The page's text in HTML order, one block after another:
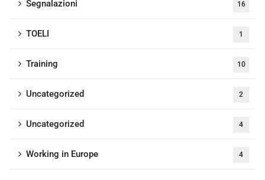
Segnalazioni 16
TOELI 1
Training 10
Uncategorized 2
Uncategorized 4
Working in Europe 4